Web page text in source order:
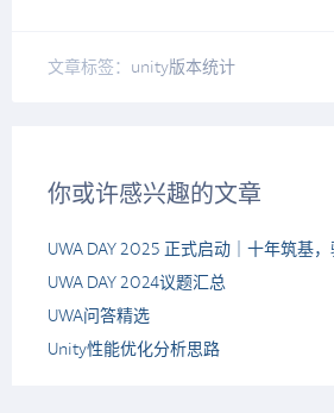
文章标签： unity版本统计
你或许感兴趣的文章
UWA DAY 2025 正式启动｜十年筑基
UWA DAY 2024议题汇总
UWA问答精选
Unity性能优化分析思路